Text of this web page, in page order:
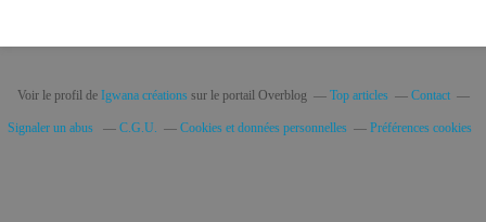
Voir le profil de Igwana créationssur le portail Overblog Top articles Contact
Signaler un abus C.G.U. Cookies et données personnelles Préférences cookies